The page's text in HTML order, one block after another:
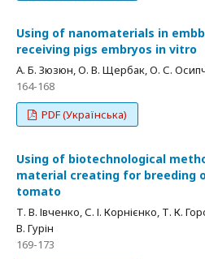
Using of nanomaterials in
receiving pigs embryos in vitro
А. Б. Зюзюн, О. В. Щербак, О. С.
164-168
PDF (Українська)
Using of biotechnological
material creating for breeding
tomato
Т. В. Івченко, С. І. Корнієнко, Т. К.
В. Гурін
169-173